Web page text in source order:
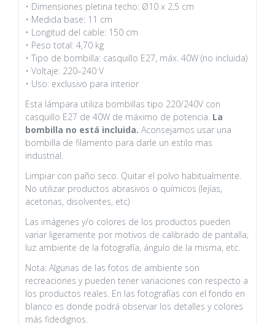
• Dimensiones pletina techo: Ø10 x 2,5 cm
• Medida base: 11 cm
• Longitud del cable: 150 cm
• Peso total: 4,70 kg
• Tipo de bombilla: casquillo E27, máx. 40W (no incluida)
• Voltaje: 220–240 V
• Uso: exclusivo para interior
Esta lámpara utiliza bombillas tipo 220/240V con
casquillo E27 de 40W de máximo de potencia. La
bombilla no está incluida. Aconsejamos usar una
bombilla de filamento para darle un estilo mas
industrial.
Limpiar con paño seco. Quitar el polvo habitualmente.
No utilizar productos abrasivos o químicos (lejías,
acetonas, disolventes, etc)
Las imágenes y/o colores de los productos pueden
variar ligeramente por motivos de calibrado de pantalla,
luz ambiente de la fotografía, ángulo de la misma, etc.
Nota: Algunas de las fotos de ambiente son
recreaciones y pueden tener variaciones con respecto a
los productos reales. En las fotografías con el fondo en
blanco es donde podrá observar los detalles y colores
más fidedignos.